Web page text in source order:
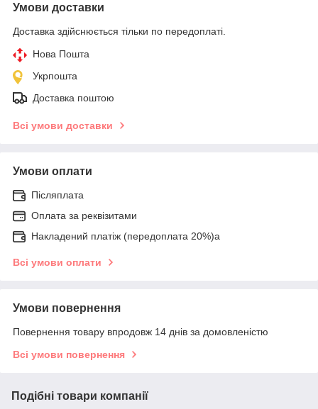
Умови доставки
Доставка здійснюється тільки по передоплаті.
Нова Пошта
Укрпошта
Доставка поштою
Всі умови доставки
Умови оплати
Післяплата
Оплата за реквізитами
Накладений платіж (передоплата 20%)а
Всі умови оплати
Умови повернення
Повернення товару впродовж 14 днів за домовленістю
Всі умови повернення
Подібні товари компанії